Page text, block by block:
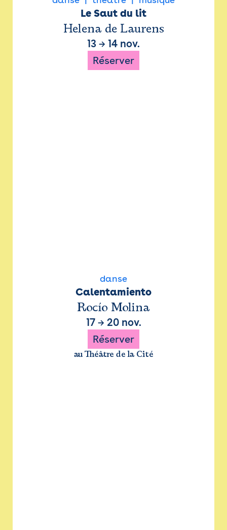
Le Saut du lit
Helena de Laurens
13 → 14 nov.
Réserver
danse
Calentamiento
Rocío Molina
17→ 20 nov.
Réserver
au Théâtre de la Cité